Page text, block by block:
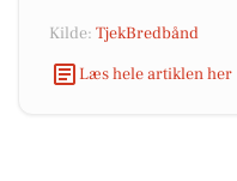
Kilde: TjekBredbånd
Læs hele artiklen her